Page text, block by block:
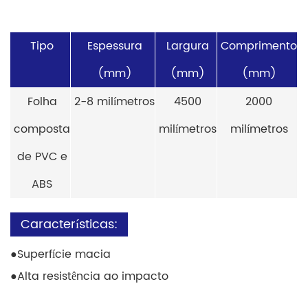
Tipo
Espessura
(mm)
Largura
(mm)
Comprimento
(mm)
Folha
composta
de PVC e
ABS
2-8 milímetros
4500
milímetros
2000
milímetros
Características:
●Superfície macia
●Alta resistência ao impacto